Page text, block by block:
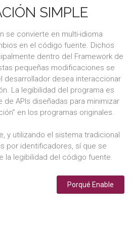
SIMPLE
se convierte en multi-idioma
en el código fuente. Dichos
dentro del Framework de
pequeñas modificaciones se
desarrollador desea interaccionar
La legibilidad del programa es
de APIs diseñadas para minimizar
en los programas originales.
y utilizando el sistema tradicional
por identificadores, sí que se
la legibilidad del código fuente.
Porqué Enable